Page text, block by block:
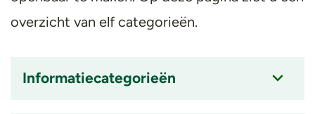
overzicht van elf categorieën.
Informatiecategorieën